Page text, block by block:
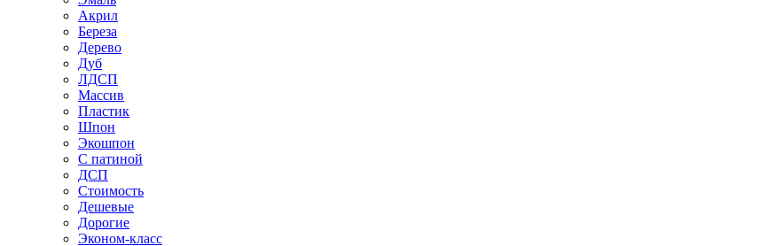
Акрил
Береза
Дерево
Дуб
ЛДСП
Массив
Пластик
Шпон
Экошпон
С патиной
ДСП
Стоимость
Дешевые
Дорогие
Эконом-класс